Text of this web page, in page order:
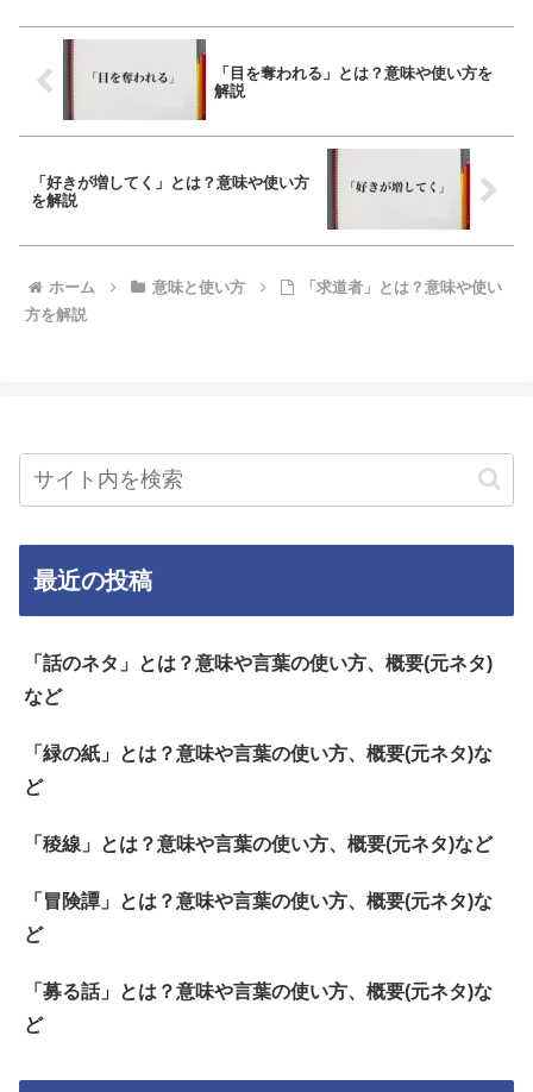
「目を奪われる」とは？意味や使い方を
解説
「好きが増してく」とは？意味や使い方
を解説
ホーム 意味と使い方
「求道者」とは？意味や使い
方を解説
最近の投稿
「話のネタ」とは？意味や言葉の使い方、概要(元ネタ)
など
「緑の紙」とは？意味や言葉の使い方、概要(元ネタ)な
ど
「稜線」とは？意味や言葉の使い方、概要(元ネタ)など
「冒険譚」とは？意味や言葉の使い方、概要(元ネタ)な
ど
「募る話」とは？意味や言葉の使い方、概要(元ネタ)な
ど